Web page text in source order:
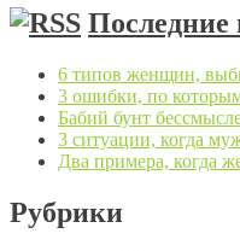
Последние
6 типов женщин,
3 ошибки, по
Бабий бунт
3 ситуации, когда
Два примера, когда
Рубрики